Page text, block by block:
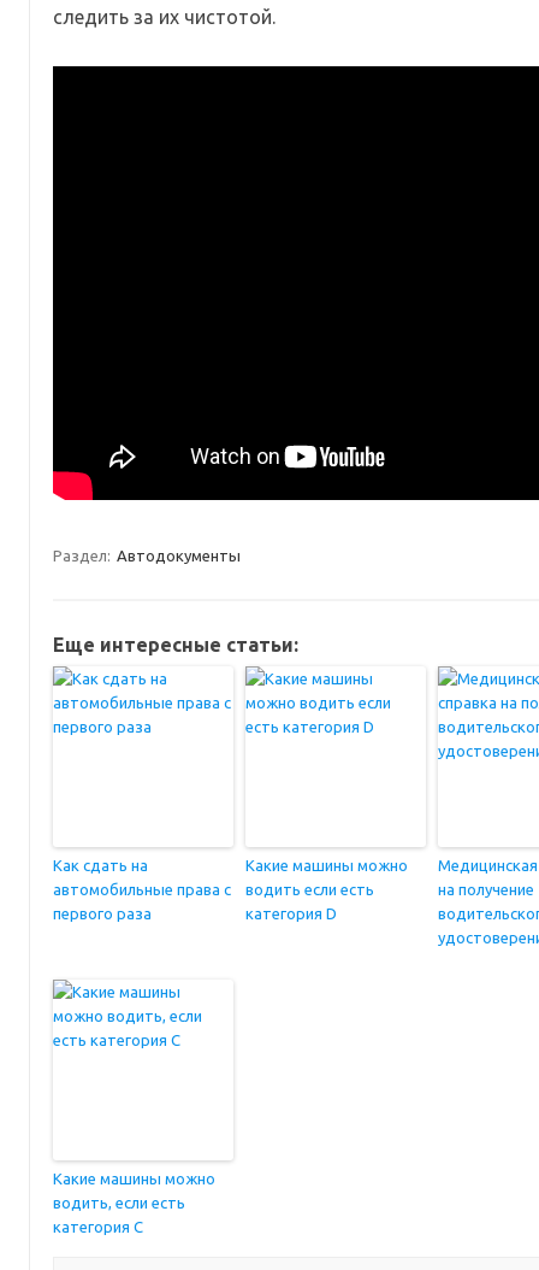
следить за их чистотой.
Раздел: Автодокументы
Еще интересные статьи:
Как сдать на
автомобильные права с
первого раза
Какие машины можно
водить если есть
категория D
Медицинская
на получение
Какие машины можно
водить, если есть
категория С